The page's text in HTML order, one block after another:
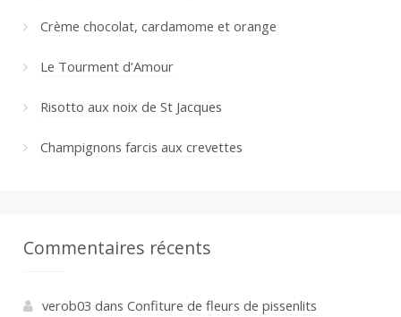
Crème chocolat, cardamome et orange
Le Tourment d’Amour
Risotto aux noix de St Jacques
Champignons farcis aux crevettes
Commentaires récents
verob03 dans Confiture de fleurs de pissenlits